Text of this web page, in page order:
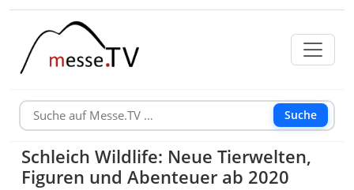
Suche
Schleich Wildlife: Neue Tierwelten,
Figuren und Abenteuer ab 2020